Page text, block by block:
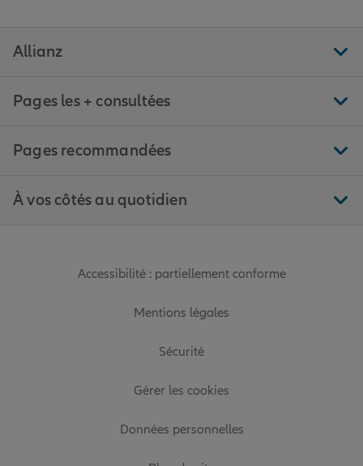
Allianz
Pages les + consultées
Pages recommandées
À vos côtés au quotidien
Accessibilité : partiellement conforme
Mentions légales
Sécurité
Gérer les cookies
Données personnelles